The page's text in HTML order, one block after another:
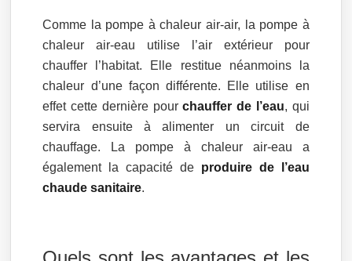
Comme la pompe à chaleur air-air, la pompe à
chaleur air-eau utilise l’air extérieur pour
chauffer l’habitat. Elle restitue néanmoins la
chaleur d’une façon différente. Elle utilise en
effet cette dernière pourchauffer de l’eau, qui
servira ensuite à alimenter un circuit de
chauffage. La pompe à chaleur air-eau a
également la capacité de produire de l’eau
chaude sanitaire.